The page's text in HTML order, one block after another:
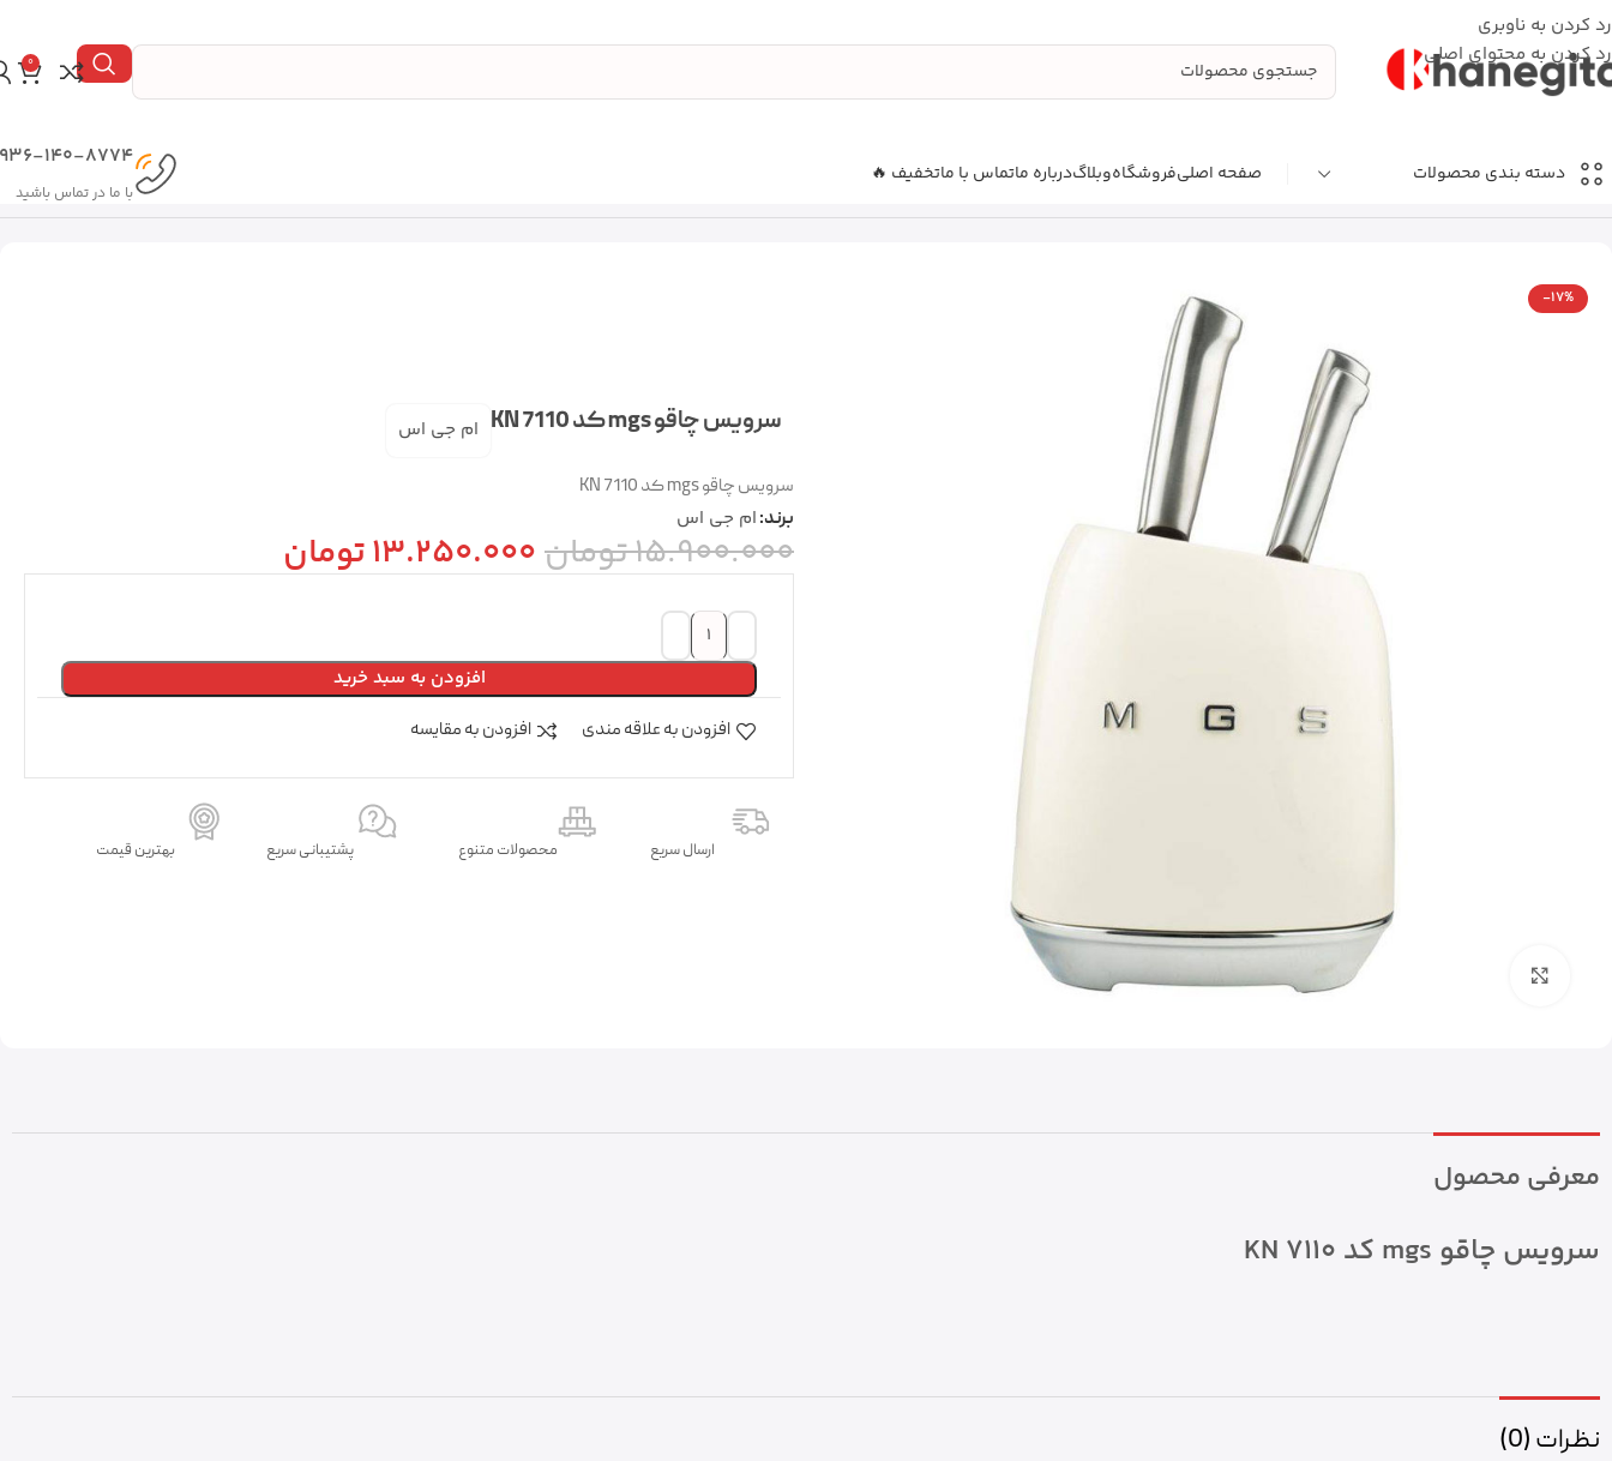
رد کردن به ناوبری
رد کردن به محتوای اصلی
0
دسته بندی محصولات صفحه اصلیفروشگاهوبلاگدرباره ماتماس با ماتخفیف 🔥
140-8774
با ما در تماس باشید خانه لوازم خانه و آشپزخانه ابزار آشپزخانه سرویس چاقو mgs کد KN 7110
-17%
سرویس چاقو mgs کد KN 7110 ام جی اس
سرویس چاقو mgs کد KN 7110
برند:ام جی اس
15.900.000تومان13.250.000تومان
افزودن به سبد خرید
افزودن به علاقه مندی افزودن به مقایسه
ارسال سریع محصولات متنوع پشتیبانی سریع بهترین قیمت
معرفی محصول
سرویس چاقو mgs کد KN 7110
نظرات (0)